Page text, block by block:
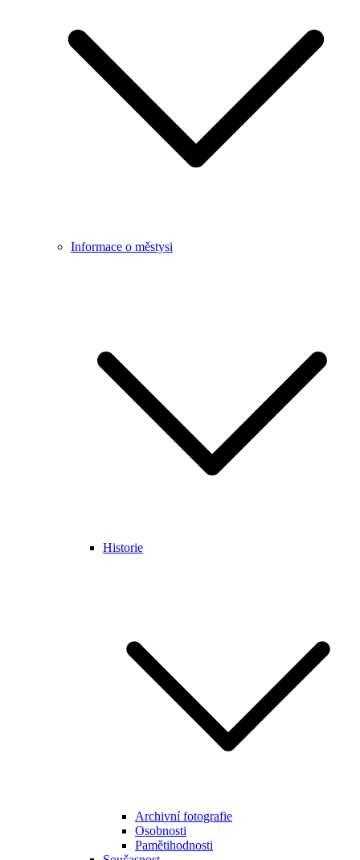
Informace o městysi
Historie
Archivní fotografie
Osobnosti
Pamětihodnosti